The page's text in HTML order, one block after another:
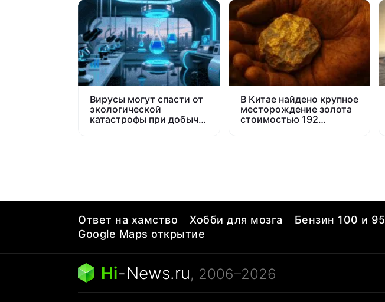
Вирусы могут спасти от
экологической
катастрофы при добыче
В Китае найдено крупное
месторождение золота
стоимостью 192
Ответ на хамство Хобби для мозга Бензин 100 и 95
Google Maps открытие
Hi-News.ru, 2006–2026